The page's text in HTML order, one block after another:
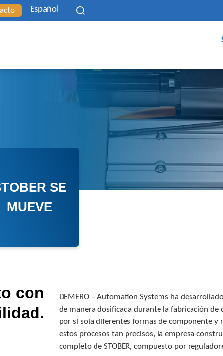
Español
SE
MUEVE
con
DEMERO – Automation Systems ha
de manera dosificada durante la fabricación
por sí sola diferentes formas de componente y
estos procesos tan precisos, la empresa
completo de STOBER, compuesto por